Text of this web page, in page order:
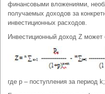
финансовыми вложениями,
получаемых доходов за
инвестиционных расходов.
Инвестиционный доход Z
где р – поступления за период k;